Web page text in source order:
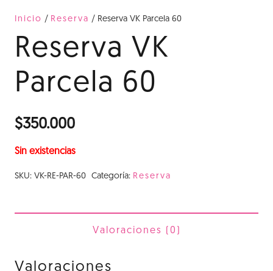
Inicio / Reserva / Reserva VK Parcela 60
Reserva VK
Parcela 60
$350.000
Sin existencias
SKU: VK-RE-PAR-60 Categoría: Reserva
Valoraciones (0)
Valoraciones